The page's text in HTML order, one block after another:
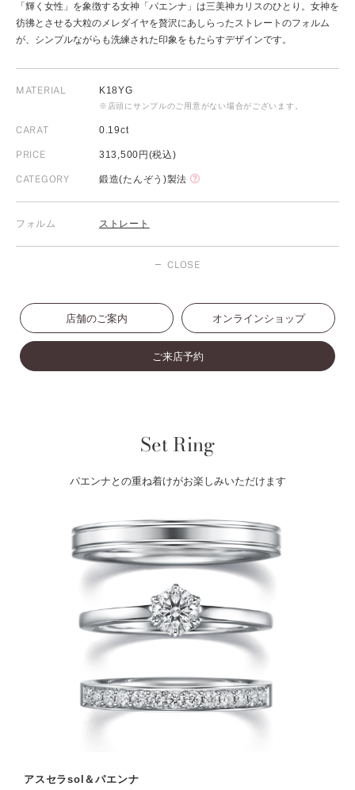
「輝く女性」を象徴する女神「パエンナ」は三美神カリスのひとり。女神を
彷彿とさせる大粒のメレダイヤを贅沢にあしらったストレートのフォルム
が、シンプルながらも洗練された印象をもたらすデザインです。
MATERIAL K18YG
※店頭にサンプルのご用意がない場合がございます。
CARAT 0.19ct
PRICE 313,500円(税込)
CATEGORY 鍛造(たんぞう)製法
フォルム ストレート
CLOSE
店舗のご案内 オンラインショップ
ご来店予約
Set Ring
パエンナとの重ね着けがお楽しみいただけます
アスセラsol＆パエンナ